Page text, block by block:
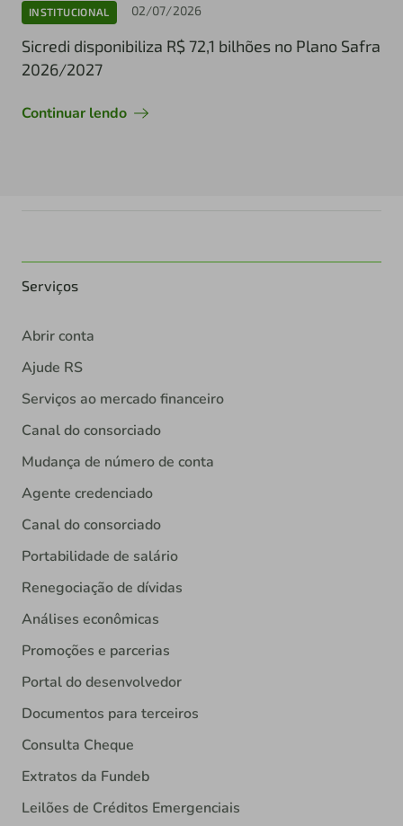
INSTITUCIONAL 02/07/2026
Sicredi disponibiliza R$ 72,1 bilhões no Plano Safra
2026/2027
Continuar lendo
Serviços
Abrir conta
Ajude RS
Serviços ao mercado financeiro
Canal do consorciado
Mudança de número de conta
Agente credenciado
Canal do consorciado
Portabilidade de salário
Renegociação de dívidas
Análises econômicas
Promoções e parcerias
Portal do desenvolvedor
Documentos para terceiros
Consulta Cheque
Extratos da Fundeb
Leilões de Créditos Emergenciais